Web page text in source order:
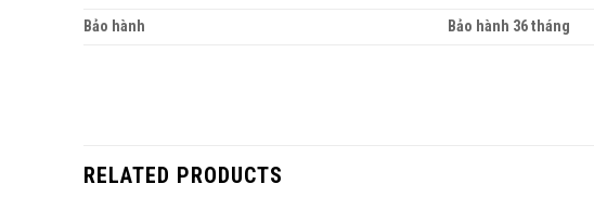
Bảo hành Bảo hành 36 tháng
RELATED PRODUCTS